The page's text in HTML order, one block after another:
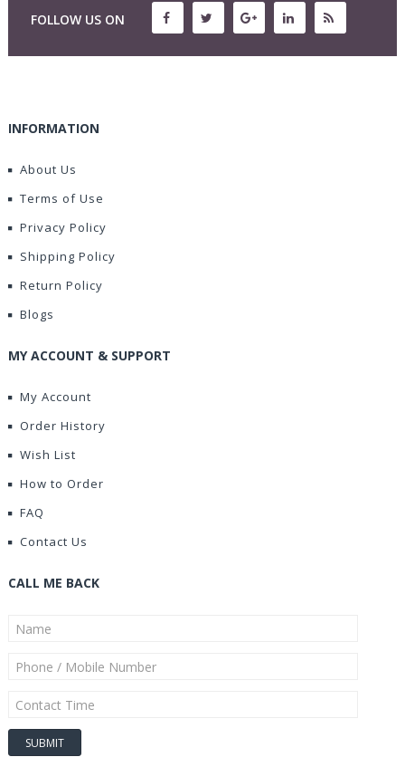
FOLLOW US ON
INFORMATION
About Us
Terms of Use
Privacy Policy
Shipping Policy
Return Policy
Blogs
MY ACCOUNT & SUPPORT
My Account
Order History
Wish List
How to Order
FAQ
Contact Us
CALL ME BACK